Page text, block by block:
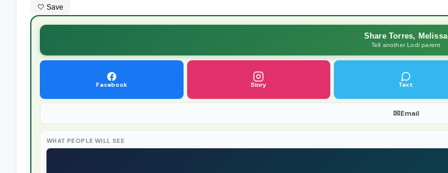
🤍 Save
Share Torres, Melissa
Tell another Lodi parent
Facebook Story Text
✉Email
WHAT PEOPLE WILL SEE